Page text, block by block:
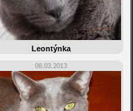
Leontýnka
08.03.2013